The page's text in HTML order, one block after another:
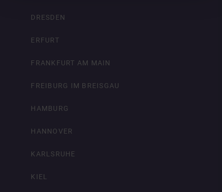
DRESDEN
ERFURT
FRANKFURT AM MAIN
FREIBURG IM BREISGAU
HAMBURG
HANNOVER
KARLSRUHE
KIEL